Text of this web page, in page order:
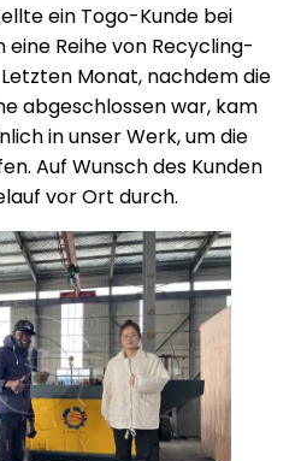
ein Togo-Kunde bei
Reihe von Recycling-
Monat, nachdem die
abgeschlossen war, kam
in unser Werk, um die
Auf Wunsch des Kunden
vor Ort durch.